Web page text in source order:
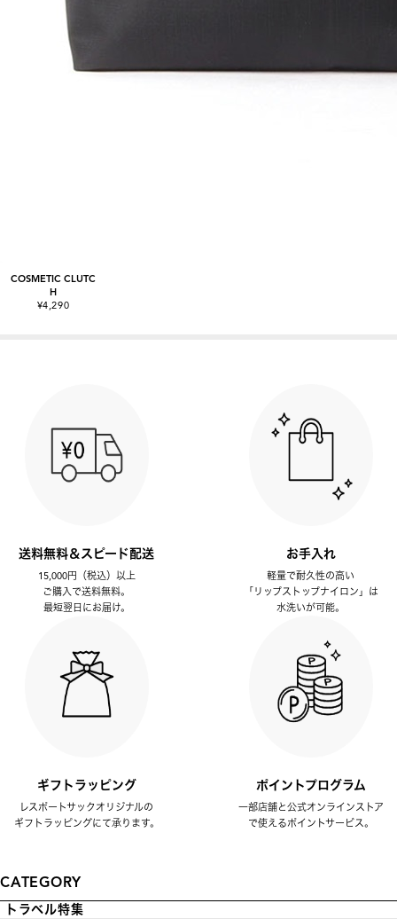
COSMETIC CLUTC
H
¥4,290
送料無料＆スピード配送
15,000円（税込）以上
ご購入で送料無料。
最短翌日にお届け。
お手入れ
軽量で耐久性の高い
「リップストップナイロン」は
水洗いが可能。
ギフトラッピング
レスポートサックオリジナルの
ギフトラッピングにて承ります。
ポイントプログラム
一部店舗と公式オンラインストア
で使えるポイントサービス。
CATEGORY
トラベル特集